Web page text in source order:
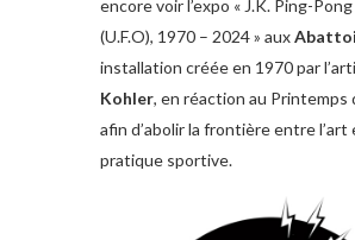
encore voir l’expo « J.K. Ping-
(U.F.O), 1970 – 2024 » aux
installation créée en 1970 par
Kohler, en réaction au Printemps
afin d’abolir la frontière entre l’art
pratique sportive.